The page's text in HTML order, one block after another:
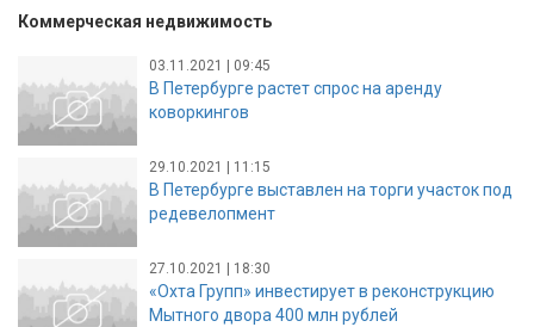
Коммерческая недвижимость
03.11.2021 | 09:45
В Петербурге растет спрос на аренду
коворкингов
29.10.2021 | 11:15
В Петербурге выставлен на торги участок под
редевелопмент
27.10.2021 | 18:30
«Охта Групп» инвестирует в реконструкцию
Мытного двора 400 млн рублей